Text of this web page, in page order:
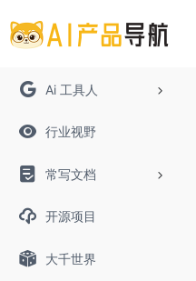
Ai 工具人
行业视野
常写文档
开源项目
大千世界